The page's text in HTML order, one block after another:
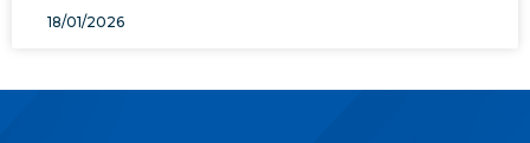
18/01/2026